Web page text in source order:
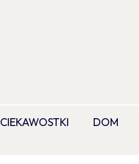
CIEKAWOSTKI DOM